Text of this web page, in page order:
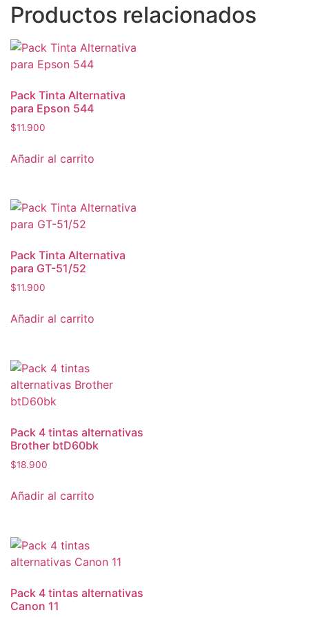
Productos relacionados
Pack Tinta Alternativa
para Epson 544
$11.900
Añadir al carrito
Pack Tinta Alternativa
para GT-51/52
$11.900
Añadir al carrito
Pack 4 tintas alternativas
Brother btD60bk
$18.900
Añadir al carrito
Pack 4 tintas alternativas
Canon 11